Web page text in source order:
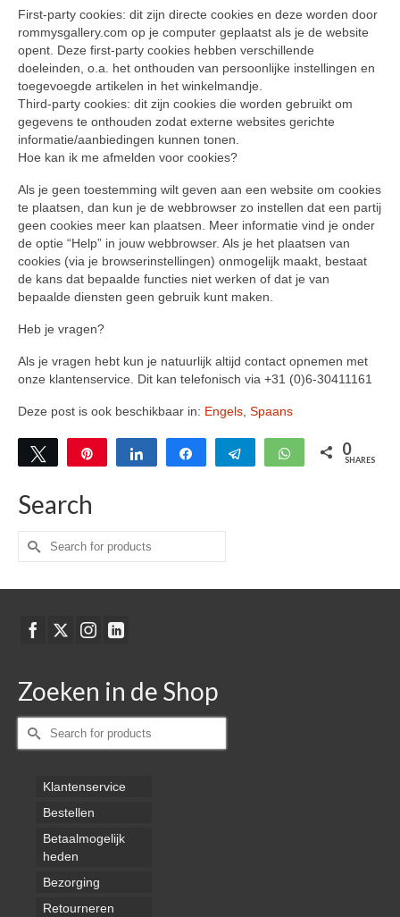
First-party cookies: dit zijn directe cookies en deze worden door
rommysgallery.com op je computer geplaatst als je de website
opent. Deze first-party cookies hebben verschillende
doeleinden, o.a. het onthouden van persoonlijke instellingen en
toegevoegde artikelen in het winkelmandje.
Third-party cookies: dit zijn cookies die worden gebruikt om
gegevens te onthouden zodat externe websites gerichte
informatie/aanbiedingen kunnen tonen.
Hoe kan ik me afmelden voor cookies?
Als je geen toestemming wilt geven aan een website om cookies
te plaatsen, dan kun je de webbrowser zo instellen dat een partij
geen cookies meer kan plaatsen. Meer informatie vind je onder
de optie “Help” in jouw webbrowser. Als je het plaatsen van
cookies (via je browserinstellingen) onmogelijk maakt, bestaat
de kans dat bepaalde functies niet werken of dat je van
bepaalde diensten geen gebruik kunt maken.
Heb je vragen?
Als je vragen hebt kun je natuurlijk altijd contact opnemen met
onze klantenservice. Dit kan telefonisch via +31 (0)6-30411161
Deze post is ook beschikbaar in: Engels Spaans
Tweet Share Share Telegram WhatsApp
0
SHARES
Search
Zoeken
naar:
Zoeken in de Shop
Zoeken
naar:
Klantenservice
Bestellen
Betaalmogelijk
heden
Bezorging
Retourneren